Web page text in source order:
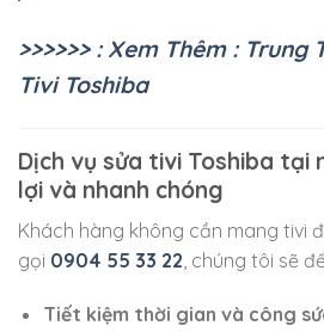
>>>>>> : Xem Thêm : Trung
Tivi Toshiba
Dịch vụ sửa tivi Toshiba tại
lợi và nhanh chóng
Khách hàng không cần mang tivi
gọi 0904 55 33 22 , chúng tôi sẽ
Tiết kiệm thời gian và công